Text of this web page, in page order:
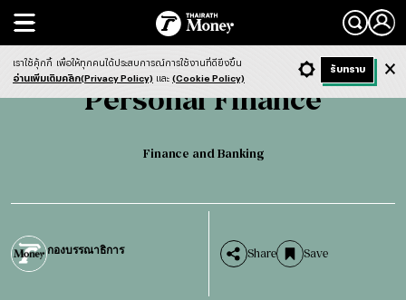
Search
Personal Finance Finance and Banking
Personal Finance
Finance and Banking
กองบรรณาธิการ Share Save
- ก + ก Dark ฟังข่าว
เราใช้คุ้กกี้ เพื่อให้ทุกคนได้ประสบการณ์การใช้งานที่ดียิ่งขึ้น
อ่านเพิ่มเติมคลิก(Privacy Policy) และ (Cookie Policy)
รับทราบ